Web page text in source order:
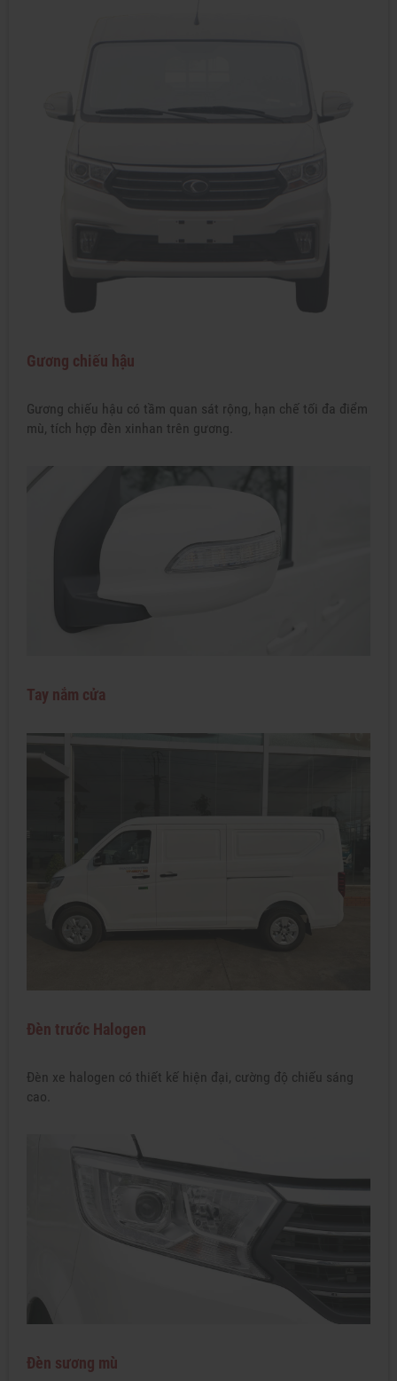
Gương chiếu hậu
Gương chiếu hậu có tầm quan sát rộng, hạn chế tối đa điểm
mù, tích hợp đèn xinhan trên gương.
Tay nắm cửa
Đèn trước Halogen
Đèn xe halogen có thiết kế hiện đại, cường độ chiếu sáng
cao.
Đèn sương mù